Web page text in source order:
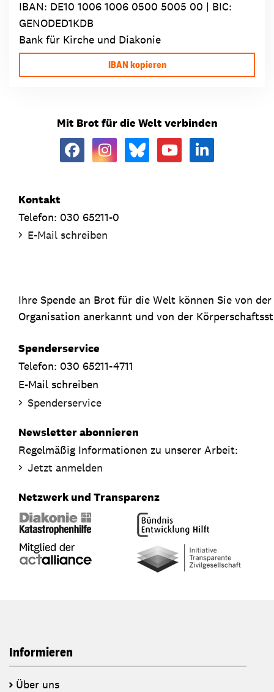
IBAN: DE10 1006 1006 0500 5005 00 | BIC:
GENODED1KDB
Bank für Kirche und Diakonie
IBAN kopieren
Mit Brot für die Welt verbinden
Kontakt
Telefon: 030 65211-0
E-Mail schreiben
Ihre Spende an Brot für die Welt können Sie von
Organisation anerkannt und von der
Spenderservice
Telefon: 030 65211-4711
E-Mail schreiben
Spenderservice
Newsletter abonnieren
Regelmäßig Informationen zu unserer Arbeit:
Jetzt anmelden
Netzwerk und Transparenz
Informieren
Über uns